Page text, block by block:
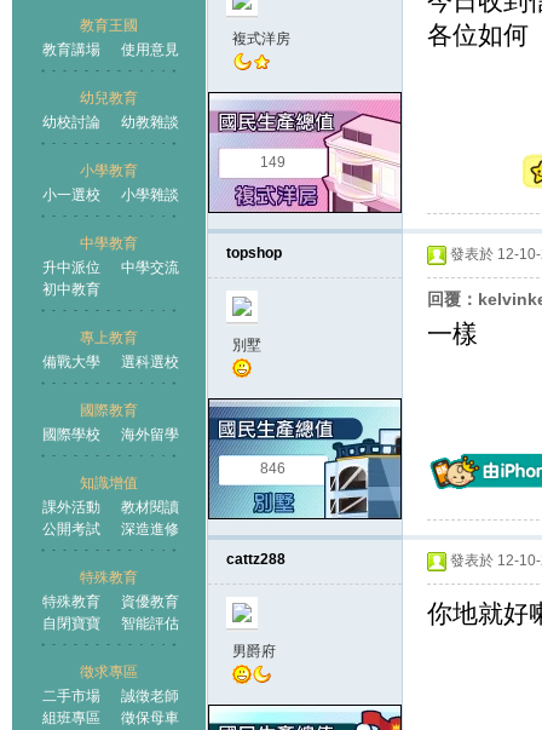
教育王國
教育講場
使用意見
幼兒教育
幼校討論
幼教雜談
小學教育
小一選校
小學雜談
中學教育
升中派位
中學交流
初中教育
專上教育
備戰大學
選科選校
國際教育
國際學校
海外留學
知識增值
課外活動
教材閱讀
公開考試
深造進修
特殊教育
特殊教育
資優教育
自閉寶寶
智能評估
徵求專區
二手市場
誠徵老師
組班專區
徵保母車
王國
複式洋房
149
各位如何
topshop
別墅
846
發表於 12-
回覆：
一樣
cattz288
男爵府
發表於 12-
你地就好